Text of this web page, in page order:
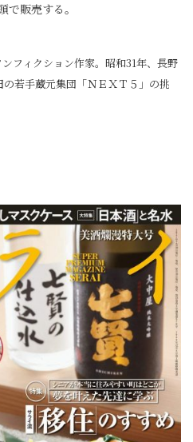
で販売する。
フィクション作家。昭和31年、長野
若手蔵元集団「ＮＥＸＴ５」の挑